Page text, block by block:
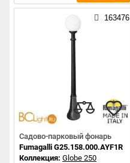
163476
Садово-парковый фонарь
Fumagalli G25.158.000.AYF1R
Коллекция: Globe 250